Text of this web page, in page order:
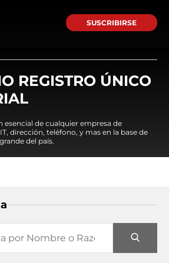
SUSCRIBIRSE
REGISTRO ÚNICO
esencial de cualquier empresa de
dirección, teléfono, y mas en la base de
del país.